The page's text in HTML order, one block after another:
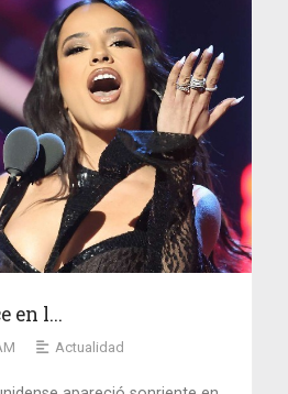
en l...
Actualidad